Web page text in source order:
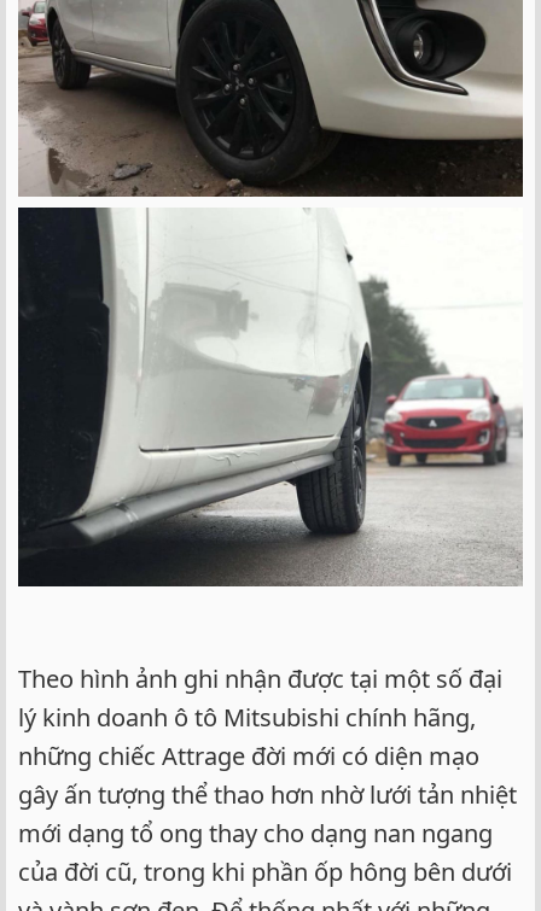
Theo hình ảnh ghi nhận được tại một số đại
lý kinh doanh ô tô Mitsubishi chính hãng,
những chiếc Attrage đời mới có diện mạo
gây ấn tượng thể thao hơn nhờ lưới tản nhiệt
mới dạng tổ ong thay cho dạng nan ngang
của đời cũ, trong khi phần ốp hông bên dưới